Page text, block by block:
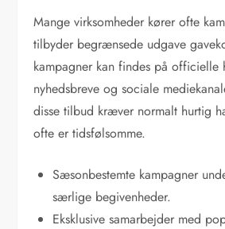
Mange virksomheder kører ofte
tilbyder begrænsede udgave
kampagner kan findes på officielle
nyhedsbreve og sociale
disse tilbud kræver normalt hurtig
ofte er tidsfølsomme.
Sæsonbestemte kampagner
særlige begivenheder.
Eksklusive samarbejder med